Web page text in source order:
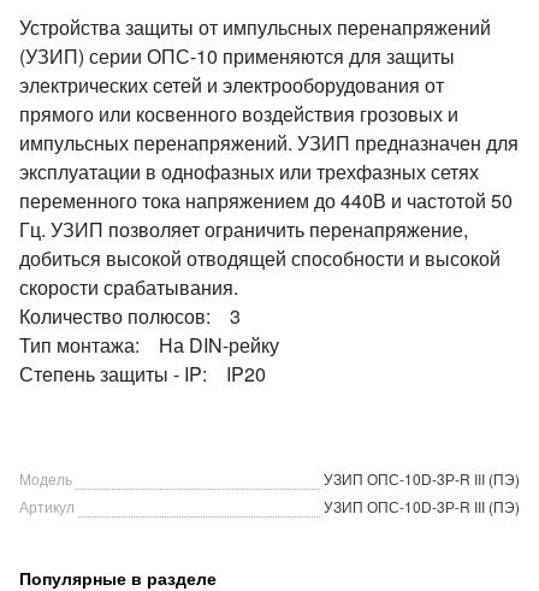
Устройства защиты от импульсных перенапряжений
(УЗИП) серии ОПС-10 применяются для защиты
электрических сетей и электрооборудования от
прямого или косвенного воздействия грозовых и
импульсных перенапряжений. УЗИП предназначен для
эксплуатации в однофазных или трехфазных сетях
переменного тока напряжением до 440В и частотой 50
Гц. УЗИП позволяет ограничить перенапряжение,
добиться высокой отводящей способности и высокой
скорости срабатывания.
Количество полюсов: 3
Тип монтажа: На DIN-рейку
Степень защиты - IP: IP20
Модель
УЗИП ОПС-10D-3Р-R III (ПЭ)
Артикул
УЗИП ОПС-10D-3Р-R III (ПЭ)
Популярные в разделе